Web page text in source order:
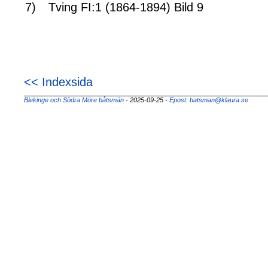
7) Tving FI:1 (1864-1894) Bild 9
<< Indexsida
Blekinge och Södra Möre båtsmän - 2025-09-25 - Epost: batsman@klaura.se